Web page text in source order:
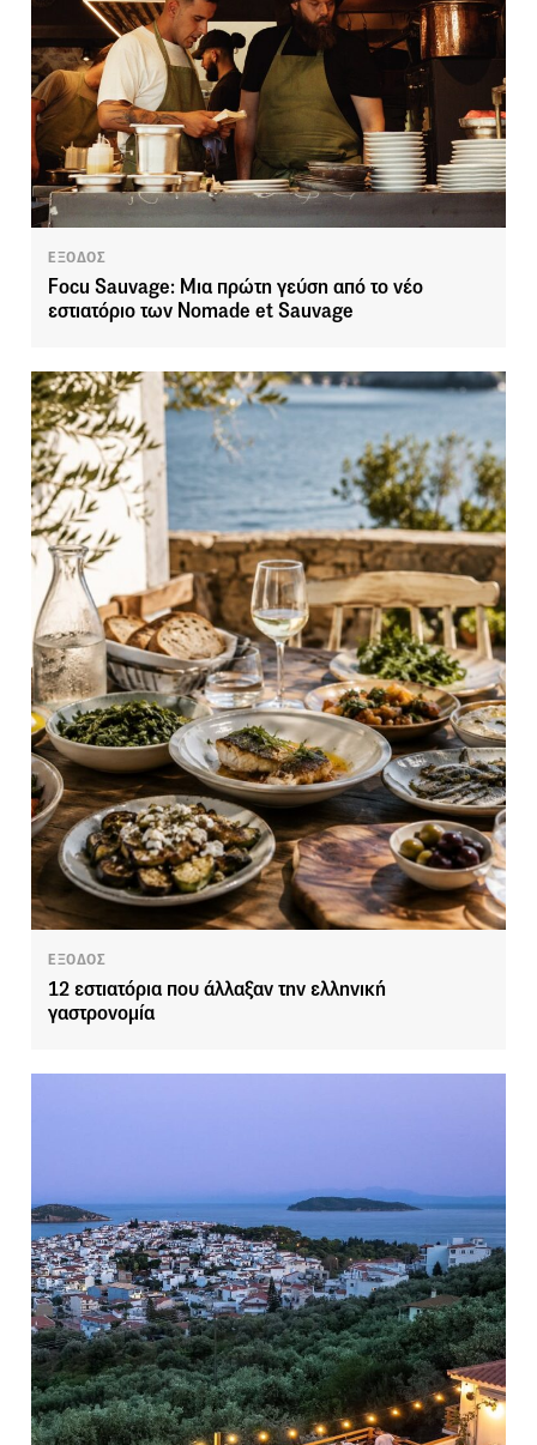
ΕΞΟΔΟΣ
Focu Sauvage: Μια πρώτη γεύση από το νέο
εστιατόριο των Nomade et Sauvage
ΕΞΟΔΟΣ
12 εστιατόρια που άλλαξαν την ελληνική
γαστρονομία